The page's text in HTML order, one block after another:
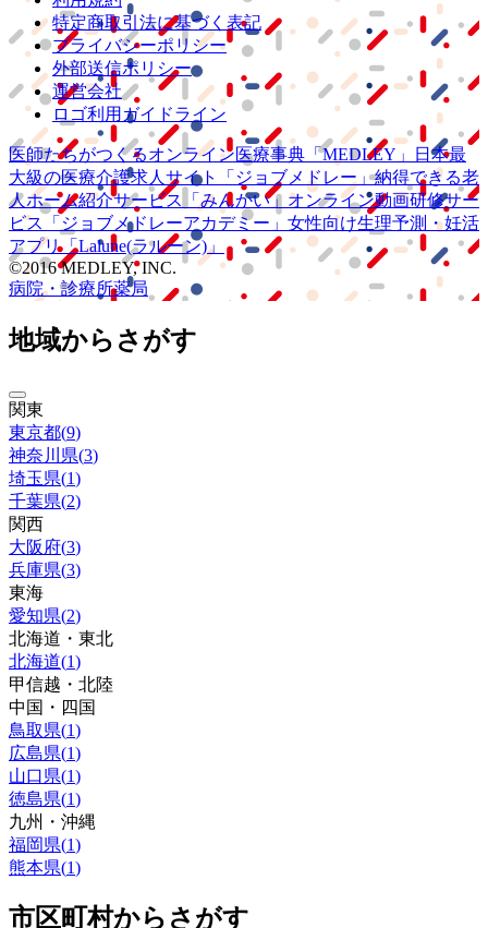
特定商取引法に基づく表記
プライバシーポリシー
外部送信ポリシー
運営会社
ロゴ利用ガイドライン
医師たちがつくるオンライン医療事典 「MEDLEY」
日本最
大級の医療介護求人サイト 「ジョブメドレー」納得できる老
人ホーム紹介サービス
「みんかい」 オンライン動画研修サー
ビス
「ジョブメドレーアカデミー」 女性向け生理予測・妊活
アプリ「Lalune(ラルーン)」
©2016 MEDLEY, INC.
病院・診療所薬局
地域からさがす
関東
東京都(9)
神奈川県(3)
埼玉県(1)
千葉県(2)
関西
大阪府(3)
兵庫県(3)
東海
愛知県(2)
北海道・東北
北海道(1)
甲信越・北陸
中国・四国
鳥取県(1)
広島県(1)
山口県(1)
徳島県(1)
九州・沖縄
福岡県(1)
熊本県(1)
市区町村からさがす